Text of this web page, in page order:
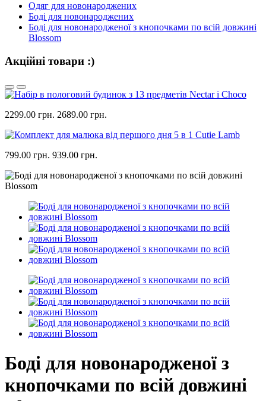
Одяг для новонароджених
Боді для новонароджених
Боді для новонародженої з кнопочками по всій довжині
Blossom
Акційні товари :)
2299.00 грн. 2689.00 грн.
799.00 грн. 939.00 грн.
Боді для новонародженої з
кнопочками по всій довжині